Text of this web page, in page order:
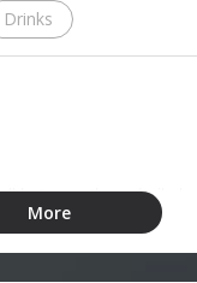
Drinks
between them, Leila
destroys both worlds.
will never change
More